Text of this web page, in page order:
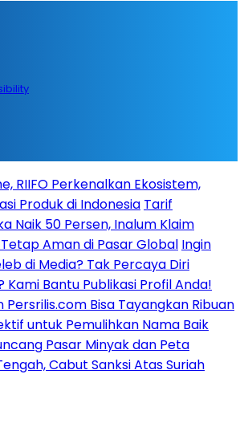
RIIFO Perkenalkan Ekosistem,
Produk di Indonesia Tarif
Naik 50 Persen, Inalum Klaim
Aman di Pasar Global Ingin
di Media? Tak Percaya Diri
Kami Bantu Publikasi Profil Anda!
Persrilis.com Bisa Tayangkan Ribuan
untuk Pemulihkan Nama Baik
Pasar Minyak dan Peta
Cabut Sanksi Atas Suriah